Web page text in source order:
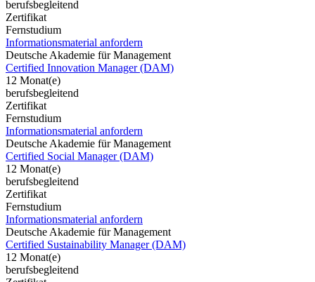
berufsbegleitend
Zertifikat
Fernstudium
Informationsmaterial anfordern
Deutsche Akademie für Management
Certified Innovation Manager (DAM)
12 Monat(e)
berufsbegleitend
Zertifikat
Fernstudium
Informationsmaterial anfordern
Deutsche Akademie für Management
Certified Social Manager (DAM)
12 Monat(e)
berufsbegleitend
Zertifikat
Fernstudium
Informationsmaterial anfordern
Deutsche Akademie für Management
Certified Sustainability Manager (DAM)
12 Monat(e)
berufsbegleitend